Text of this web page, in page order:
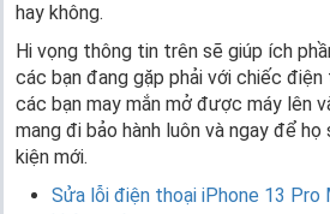
hay không.
Hi vọng thông tin trên sẽ giúp ích
các bạn đang gặp phải với chiếc điện
các bạn may mắn mở được máy lên
mang đi bảo hành luôn và ngay để
kiện mới.
Sửa lỗi điện thoại iPhone 13 Pro